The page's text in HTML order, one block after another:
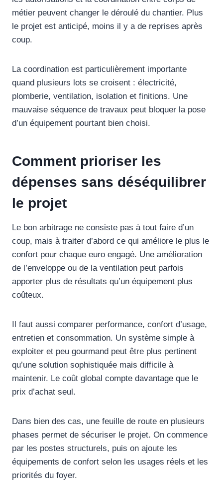
métier peuvent changer le déroulé du chantier. Plus
le projet est anticipé, moins il y a de reprises après
coup.
La coordination est particulièrement importante
quand plusieurs lots se croisent : électricité,
plomberie, ventilation, isolation et finitions. Une
mauvaise séquence de travaux peut bloquer la pose
d’un équipement pourtant bien choisi.
Comment prioriser les
dépenses sans déséquilibrer
le projet
Le bon arbitrage ne consiste pas à tout faire d’un
coup, mais à traiter d’abord ce qui améliore le plus le
confort pour chaque euro engagé. Une amélioration
de l’enveloppe ou de la ventilation peut parfois
apporter plus de résultats qu’un équipement plus
coûteux.
Il faut aussi comparer performance, confort d’usage,
entretien et consommation. Un système simple à
exploiter et peu gourmand peut être plus pertinent
qu’une solution sophistiquée mais difficile à
maintenir. Le coût global compte davantage que le
prix d’achat seul.
Dans bien des cas, une feuille de route en plusieurs
phases permet de sécuriser le projet. On commence
par les postes structurels, puis on ajoute les
équipements de confort selon les usages réels et les
priorités du foyer.